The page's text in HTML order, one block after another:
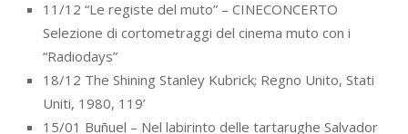
11/12 “Le registe del muto” – CINECONCERTO
Selezione di cortometraggi del cinema muto con i
“Radiodays”
18/12 The Shining Stanley Kubrick; Regno Unito, Stati
Uniti, 1980, 119’
15/01 Buñuel – Nel labirinto delle tartarughe Salvador